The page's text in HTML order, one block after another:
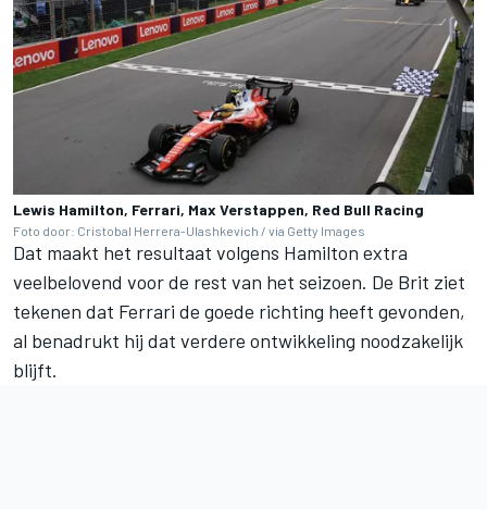
Lewis Hamilton, Ferrari, Max Verstappen, Red Bull Racing
Foto door: Cristobal Herrera-Ulashkevich / via Getty Images
Dat maakt het resultaat volgens Hamilton extra
veelbelovend voor de rest van het seizoen. De Brit ziet
tekenen dat Ferrari de goede richting heeft gevonden,
al benadrukt hij dat verdere ontwikkeling noodzakelijk
blijft.